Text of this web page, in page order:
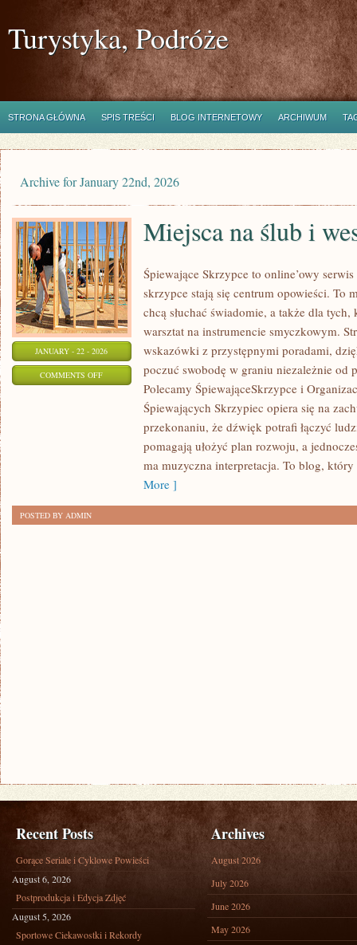
Turystyka, Podróże
STRONA GŁÓWNA SPIS TREŚCI BLOG INTERNETOWY ARCHIWUM
Archive for January 22nd, 2026
JANUARY - 22 - 2026
COMMENTS OFFON
Miejsca na ślub i
Śpiewające Skrzypce to online’owy
skrzypce stają się centrum opowieści. To
chcą słuchać świadomie, a także dla tych,
warsztat na instrumencie smyczkowym.
wskazówki z przystępnymi poradami,
poczuć swobodę w graniu niezależnie od
Polecamy ŚpiewająceSkrzypce i
Śpiewających Skrzypiec opiera się na
przekonaniu, że dźwięk potrafi łączyć
pomagają ułożyć plan rozwoju, a
ma muzyczna interpretacja. To blog, który
More ]
POSTED BY ADMIN
Recent Posts
Gorące Seriale i Cyklowe Powieści
August 6, 2026
Postprodukcja i Edycja Zdjęć
August 5, 2026
Sportowe Ciekawostki i Rekordy
Archives
August 2026
July 2026
June 2026
May 2026